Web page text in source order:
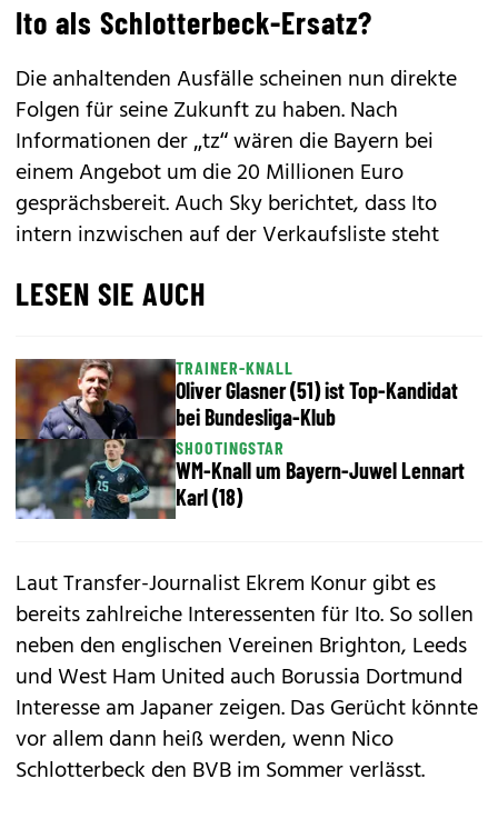
Ito als Schlotterbeck-Ersatz?
Die anhaltenden Ausfälle scheinen nun direkte
Folgen für seine Zukunft zu haben. Nach
Informationen der „tz“ wären die Bayern bei
einem Angebot um die 20 Millionen Euro
gesprächsbereit. Auch Sky berichtet, dass Ito
intern inzwischen auf der Verkaufsliste steht
LESEN SIE AUCH
TRAINER-KNALL
Oliver Glasner (51) ist Top-Kandidat
bei Bundesliga-Klub
SHOOTINGSTAR
WM-Knall um Bayern-Juwel Lennart
Karl (18)
Laut Transfer-Journalist Ekrem Konur gibt es
bereits zahlreiche Interessenten für Ito. So sollen
neben den englischen Vereinen Brighton, Leeds
und West Ham United auch Borussia Dortmund
Interesse am Japaner zeigen. Das Gerücht könnte
vor allem dann heiß werden, wenn Nico
Schlotterbeck den BVB im Sommer verlässt.